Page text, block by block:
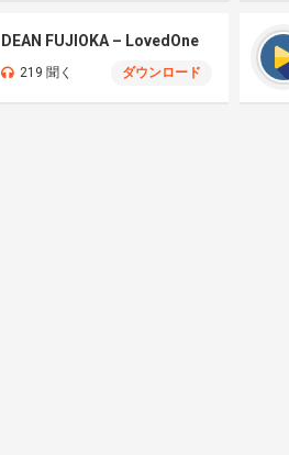
DEAN FUJIOKA – LovedOne
219 聞く ダウンロード